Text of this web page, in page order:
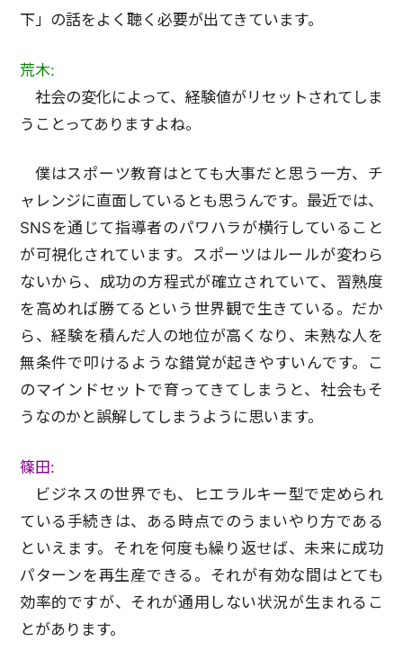
下」の話をよく聴く必要が出てきています。
荒木:
社会の変化によって、経験値がリセットされてしま
うことってありますよね。
僕はスポーツ教育はとても大事だと思う一方、チ
ャレンジに直面しているとも思うんです。最近では、
SNSを通じて指導者のパワハラが横行していること
が可視化されています。スポーツはルールが変わら
ないから、成功の方程式が確立されていて、習熟度
を高めれば勝てるという世界観で生きている。だか
ら、経験を積んだ人の地位が高くなり、未熟な人を
無条件で叩けるような錯覚が起きやすいんです。こ
のマインドセットで育ってきてしまうと、社会もそ
うなのかと誤解してしまうように思います。
篠田:
ビジネスの世界でも、ヒエラルキー型で定められ
ている手続きは、ある時点でのうまいやり方である
といえます。それを何度も繰り返せば、未来に成功
パターンを再生産できる。それが有効な間はとても
効率的ですが、それが通用しない状況が生まれるこ
とがあります。